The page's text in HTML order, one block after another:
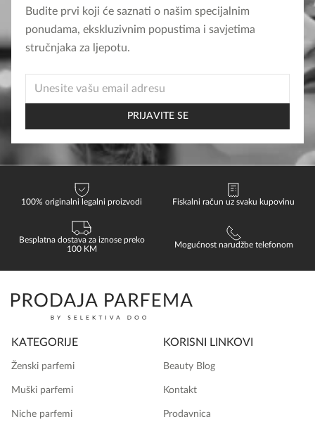
Budite prvi koji će saznati o našim specijalnim
ponudama, ekskluzivnim popustima i savjetima
stručnjaka za ljepotu.
PRIJAVITE SE
100% originalni legalni proizvodi Fiskalni račun uz svaku kupovinu
Besplatna dostava za iznose preko
100 KM
Mogućnost narudžbe telefonom
KATEGORIJE
Ženski parfemi
Muški parfemi
Niche parfemi
KORISNI LINKOVI
Beauty Blog
Kontakt
Prodavnica